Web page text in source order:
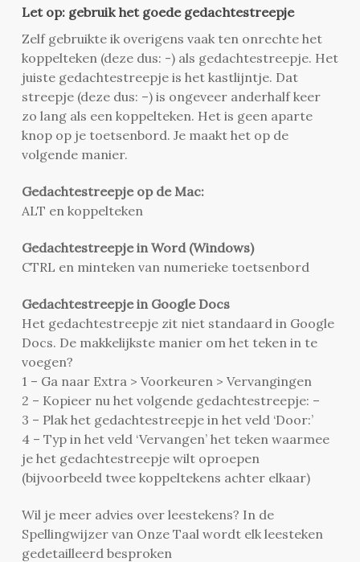
Let op: gebruik het goede gedachtestreepje
Zelf gebruikte ik overigens vaak ten onrechte het
koppelteken (deze dus: -) als gedachtestreepje. Het
juiste gedachtestreepje is het kastlijntje. Dat
streepje (deze dus: –) is ongeveer anderhalf keer
zo lang als een koppelteken. Het is geen aparte
knop op je toetsenbord. Je maakt het op de
volgende manier.
Gedachtestreepje op de Mac:
ALT en koppelteken
Gedachtestreepje in Word (Windows)
CTRL en minteken van numerieke toetsenbord
Gedachtestreepje in Google Docs
Het gedachtestreepje zit niet standaard in Google
Docs. De makkelijkste manier om het teken in te
voegen?
1 – Ga naar Extra > Voorkeuren > Vervangingen
2 – Kopieer nu het volgende gedachtestreepje: –
3 – Plak het gedachtestreepje in het veld ‘Door:’
4 – Typ in het veld ‘Vervangen’ het teken waarmee
je het gedachtestreepje wilt oproepen
(bijvoorbeeld twee koppeltekens achter elkaar)
Wil je meer advies over leestekens? In de
Spellingwijzer van Onze Taal wordt elk leesteken
gedetailleerd besproken